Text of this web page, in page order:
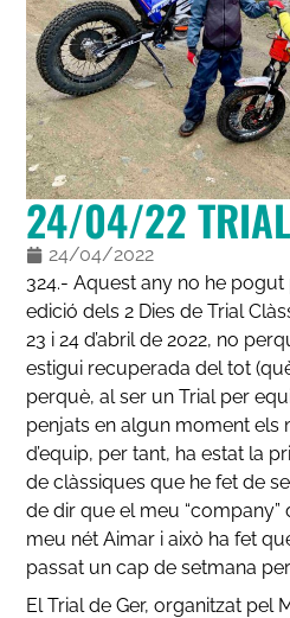
24/04/22 TRIAL
24/04/2022
324.- Aquest any no he
edició dels 2 Dies de Trial
23 i 24 d’abril de 2022, no
estigui recuperada del tot
perquè, al ser un Trial per
penjats en algun moment els
d’equip, per tant, ha estat la
de clàssiques que he fet de
de dir que el meu “company”
meu nét Aimar i això ha fet
passat un cap de setmana
El Trial de Ger, organitzat pel